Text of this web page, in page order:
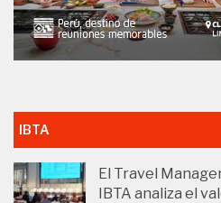
IBTA
El Travel
IBTA analiza el